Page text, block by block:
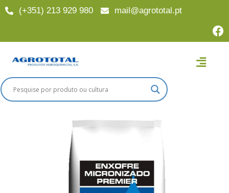
(+351) 213 929 980 mail@agrototal.pt